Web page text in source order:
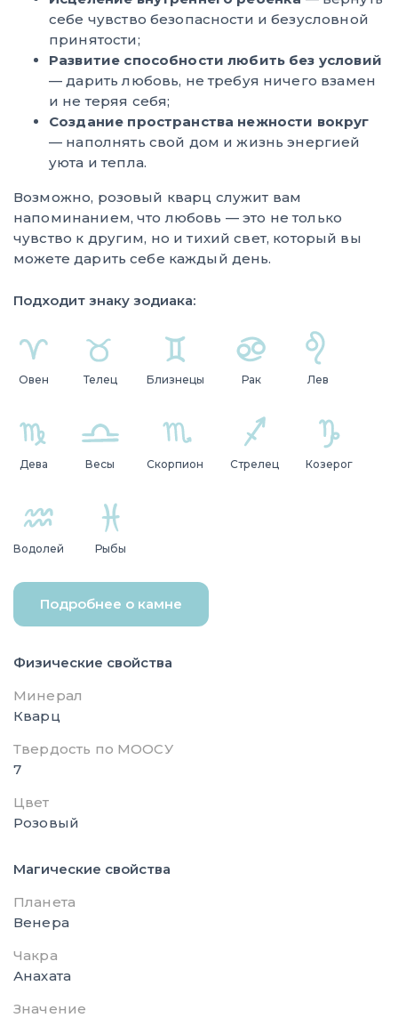
себе чувство безопасности и безусловной
принятости;
Развитие способности любить без условий
— дарить любовь, не требуя ничего взамен
и не теряя себя;
Создание пространства нежности вокруг
— наполнять свой дом и жизнь энергией
уюта и тепла.
Возможно, розовый кварц служит вам
напоминанием, что любовь — это не только
чувство к другим, но и тихий свет, который вы
можете дарить себе каждый день.
Подходит знаку зодиака:
Овен Телец Близнецы Рак Лев
Дева Весы Скорпион Стрелец Козерог
Водолей Рыбы
Подробнее о камне
Физические свойства
Минерал
Кварц
Твердость по МООСУ
7
Цвет
Розовый
Магические свойства
Планета
Венера
Чакра
Анахата
Значение